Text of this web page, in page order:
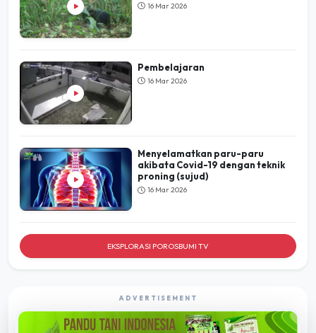
16 Mar 2026
Pembelajaran
16 Mar 2026
Menyelamatkan paru-paru
akibata Covid-19 dengan teknik
proning (sujud)
16 Mar 2026
EKSPLORASI POROSBUMI TV
ADVERTISEMENT